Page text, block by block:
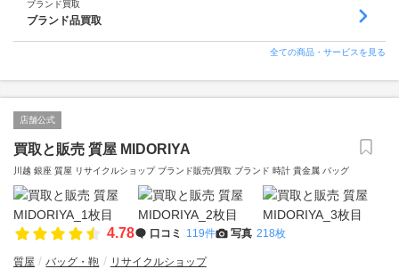
ブランド買取
ブランド品買取
全ての商品・サービスを見る
店舗公式
買取と販売 質屋 MIDORIYA
川越 銀座 質屋 リサイクルショップ ブランド販売/買取 ブランド 時計 貴金属 バッグ
4.78 口コミ 119件 写真 218枚
質屋 バッグ・鞄 リサイクルショップ